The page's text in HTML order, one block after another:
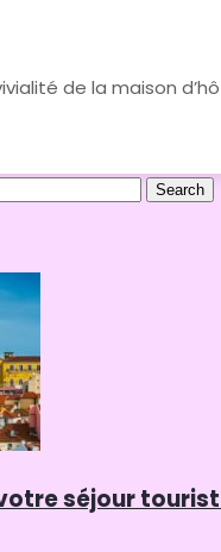
de la maison
Search
séjour